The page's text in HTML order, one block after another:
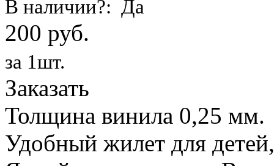
В наличии?: Да
200 руб.
за 1шт.
Заказать
Толщина винила 0,25 мм.
Удобный жилет для